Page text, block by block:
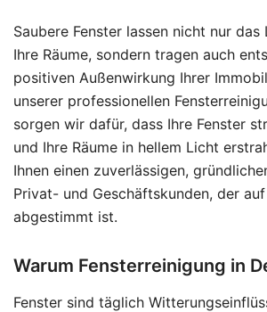
Saubere Fenster lassen nicht nur
Ihre Räume, sondern tragen auch
positiven Außenwirkung Ihrer
unserer professionellen
sorgen wir dafür, dass Ihre Fenster
und Ihre Räume in hellem Licht
Ihnen einen zuverlässigen,
Privat- und Geschäftskunden, der
abgestimmt ist.
Warum Fensterreinigung in
Fenster sind täglich